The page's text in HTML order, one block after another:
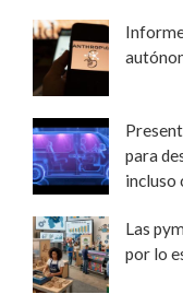
para
incluso
Las
por lo